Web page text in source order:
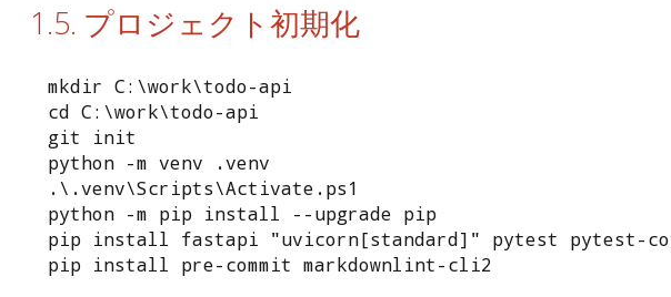
1.5. プロジェクト初期化
mkdir C:\work\todo-api
cd C:\work\todo-api
git init
python -m venv .venv
.\.venv\Scripts\Activate.ps1
python -m pip install --upgrade pip
pip install fastapi "uvicorn[standard]" pytest pytest-
pip install pre-commit markdownlint-cli2